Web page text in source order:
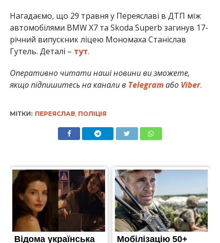
Нагадаємо, що 29 травня у Переяславі в ДТП між
автомобілями BMW X7 та Skoda Superb загинув 17-
річний випускник ліцею Мономаха Станіслав
Гутель. Деталі – тут.
Оперативно читати наші новини ви зможете,
якщо підпишитесь на канали в Telegramабо Viber.
МІТКИ: ПЕРЕЯСЛАВ ПОЛІЦІЯ